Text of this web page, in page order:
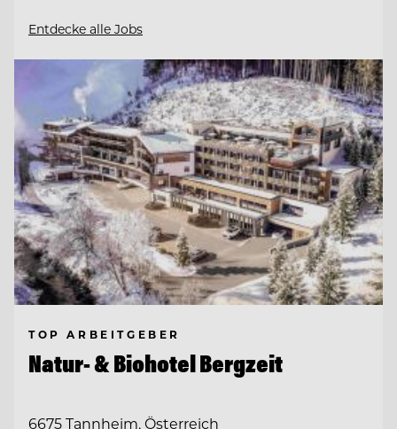
Entdecke alle Jobs
TOP ARBEITGEBER
Natur- & Biohotel Bergzeit
6675 Tannheim, Österreich